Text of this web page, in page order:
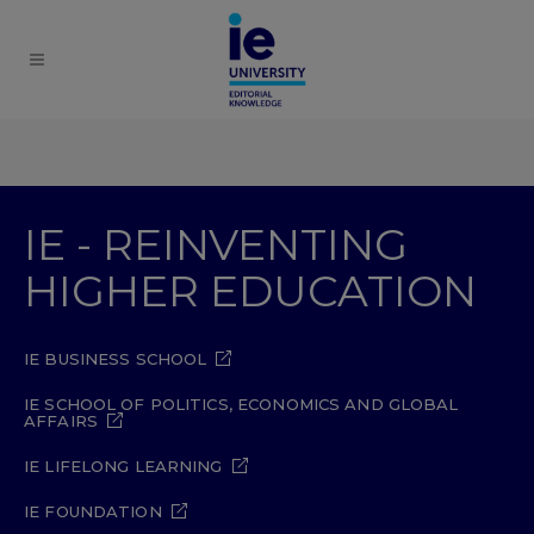
IE - REINVENTING
HIGHER EDUCATION
IE BUSINESS SCHOOL
IE SCHOOL OF POLITICS, ECONOMICS AND GLOBAL
AFFAIRS
IE LIFELONG LEARNING
IE FOUNDATION